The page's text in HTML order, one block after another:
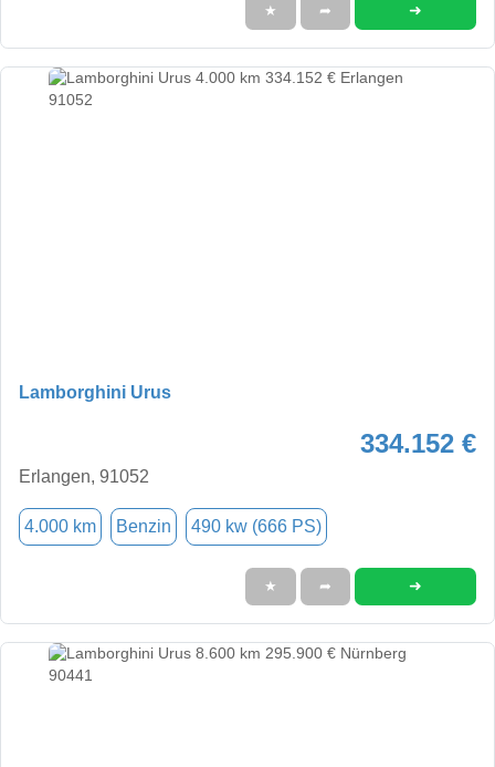
★ ➦ ➜
Lamborghini Urus
334.152 €
Erlangen, 91052
4.000 km Benzin 490 kw (666 PS)
★ ➦ ➜